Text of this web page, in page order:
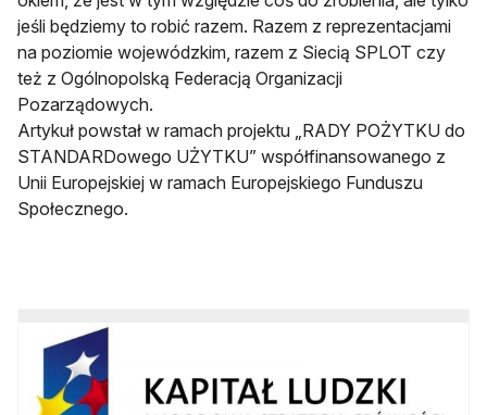
jeśli będziemy to robić razem. Razem z reprezentacjami
na poziomie wojewódzkim, razem z Siecią SPLOT czy
też z Ogólnopolską Federacją Organizacji
Pozarządowych.
Artykuł powstał w ramach projektu „RADY POŻYTKU do
STANDARDowego UŻYTKU” współfinansowanego z
Unii Europejskiej w ramach Europejskiego Funduszu
Społecznego.